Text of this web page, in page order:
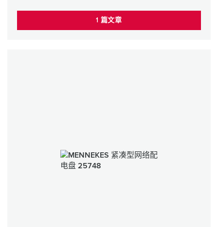
1 篇文章